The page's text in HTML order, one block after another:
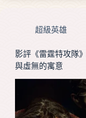
超級英雄
影評《雷霆特攻隊
與虛無的寓意